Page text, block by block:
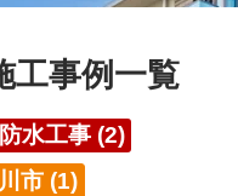
工事例一覧
防水工事 (2)
市 (1)